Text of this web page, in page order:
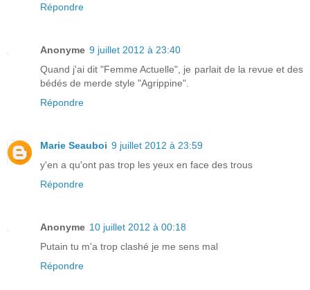
Répondre
Anonyme 9 juillet 2012 à 23:40
Quand j'ai dit "Femme Actuelle", je parlait de la revue et des
bédés de merde style "Agrippine".
Répondre
Marie Seauboi 9 juillet 2012 à 23:59
y'en a qu'ont pas trop les yeux en face des trous
Répondre
Anonyme 10 juillet 2012 à 00:18
Putain tu m'a trop clashé je me sens mal
Répondre